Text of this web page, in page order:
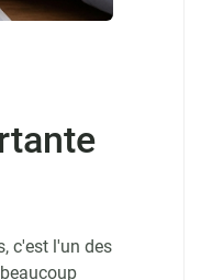
c'est l'un des